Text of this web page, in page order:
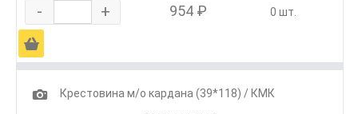
- + 954 ₽ 0 шт.
Ä
1
Крестовина м/о кардана (39*118) / КМК